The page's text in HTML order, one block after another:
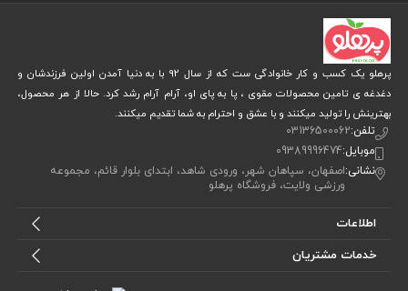
پرهلو یک کسب و کار خانوادگی ست که از سال 92 با به دنیا آمدن اولین فرزندشان و
دغدغه ی تامین محصولات مقوی ، پا به پای او، آرام آرام رشد کرد. حالا از هر محصول،
بهترینش را تولید میکنند و با عشق و احترام به شما تقدیم میکنند.
تلفن:03136500062
موبایل:09389996474
نشانی:اصفهان، سپاهان شهر، ورودی شاهد، ابتدای بلوار قائم، مجموعه
ورزشی ولایت، فروشگاه پرهلو
اطلاعات
خدمات مشتریان